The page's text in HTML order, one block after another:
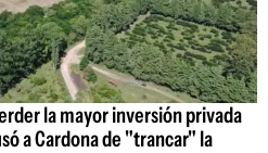
la mayor inversión privada
a Cardona de "trancar" la